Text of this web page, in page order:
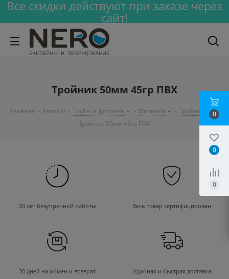
Все скидки действуют при заказе через
сайт!
Тройник 50мм 45гр ПВХ
Главная - Каталог - Трубы и фитинги - Фитинги - Тройник
-
Тройник 50мм 45гр ПВХ
20 лет безупречной работы Весь товар сертифицирован
30 дней на обмен и возврат Удобная и быстрая доставка
0
0
0